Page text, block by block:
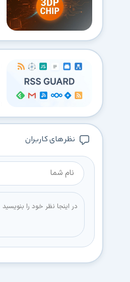
نظر های کاربران